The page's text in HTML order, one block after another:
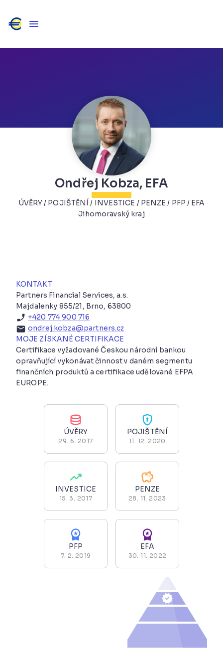
Ondřej Kobza, EFA
ÚVĚRY / POJIŠTĚNÍ / INVESTICE / PENZE / PFP / EFA
Jihomoravský kraj
KONTAKT
Partners Financial Services, a.s.
Majdalenky 855/21, Brno, 63800
+420 774 900 716
ondrej.kobza@partners.cz
MOJE ZÍSKANÉ CERTIFIKACE
Certifikace vyžadované Českou národní bankou
opravňující vykonávat činnost v daném segmentu
finančních produktů a certifikace udělované EFPA
EUROPE.
ÚVĚRY
29. 6. 2017
POJIŠTĚNÍ
11. 12. 2020
INVESTICE
15. 3. 2017
PENZE
28. 11. 2023
PFP
7. 2. 2019
EFA
30. 11. 2022